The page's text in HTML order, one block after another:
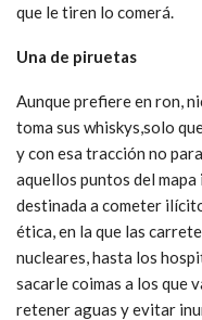
que le tiren lo comerá.
Una de piruetas
Aunque prefiere en ron,
toma sus whiskys,solo
y con esa tracción no
aquellos puntos del
destinada a cometer
ética, en la que las
nucleares, hasta los
sacarle coimas a los que
retener aguas y evitar